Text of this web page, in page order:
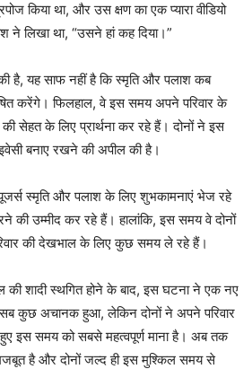
किया था, और उस क्षण का एक प्यारा वीडियो
ने लिखा था, “उसने हां कह दिया।”
है, यह साफ नहीं है कि स्मृति और पलाश कब
करेंगे। फिलहाल, वे इस समय अपने परिवार के
सेहत के लिए प्रार्थना कर रहे हैं। दोनों ने इस
बनाए रखने की अपील की है।
स्मृति और पलाश के लिए शुभकामनाएं भेज रहे
की उम्मीद कर रहे हैं। हालांकि, इस समय वे दोनों
की देखभाल के लिए कुछ समय ले रहे हैं।
की शादी स्थगित होने के बाद, इस घटना ने एक नए
सब कुछ अचानक हुआ, लेकिन दोनों ने अपने परिवार
इस समय को सबसे महत्वपूर्ण माना है। अब तक
है और दोनों जल्द ही इस मुश्किल समय से